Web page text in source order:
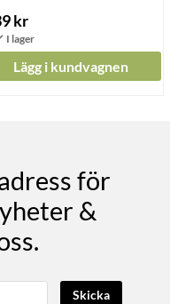
kr
Lägg i kundvagnen
för
&
Skicka